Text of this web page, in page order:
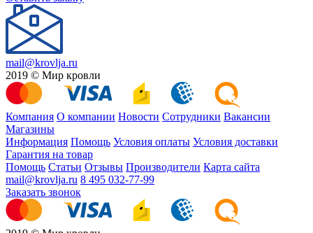
mail@krovlja.ru
2019 © Мир кровли
Компания О компании Новости Сотрудники Вакансии
Магазины
Информация Помощь Условия оплаты Условия доставки
Гарантия на товар
Помощь Статьи Отзывы Производители Карта сайта
mail@krovlja.ru 8 495 032-77-99
Заказать звонок